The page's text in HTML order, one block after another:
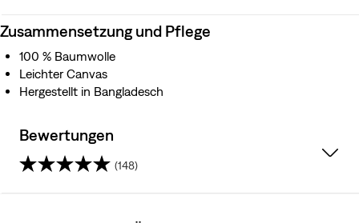
Zusammensetzung und Pflege
100 % Baumwolle
Leichter Canvas
Hergestellt in Bangladesch
Bewertungen
(148)